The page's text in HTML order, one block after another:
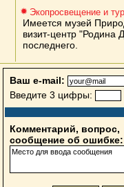
Экопросвещение и
Имеется музей
визит-центр
последнего.
Ваш e-mail:
Введите 3 цифры:
Комментарий, вопрос,
сообщение об ошибке: